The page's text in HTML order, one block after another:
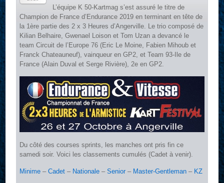
L’équipe K 50-Kartmag s’est assuré le titre de
Champion de France d’Endurance 2019 en terminant en tête de
la 1ère partie des 2 x 3 Heures d’Angerville. Le trio composé de
Kilian Belhaire, Gwenael Loison et Tom Uzan a devancé le
team Circuit de l’Europe 76 (Eric Le Moine, Fabien Mihoub et
Franck Chateauneuf), vainqueur en GP2, et Team 93-Ile de
France (Alain Duval et Serge Rivière), 2e en GP2.
Du côté des courses sprints, les manches ont pris fin ce
samedi soir. Voici les classements cumulés (Cadet à venir).
Minime –Cadet – Nationale –Senior – Master-Gentleman – KZ